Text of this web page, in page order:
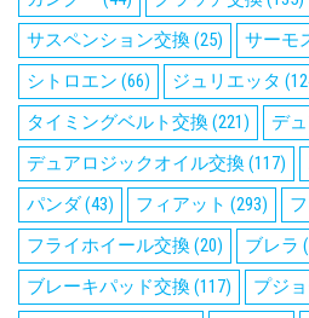
サスペンション交換(25) サーモ
シトロエン (66) ジュリエッタ
タイミングベルト交換(221) デ
デュアロジックオイル交換(117)
パンダ(43) フィアット (293)
フライホイール交換(20) ブレラ
ブレーキパッド交換(117) プジ